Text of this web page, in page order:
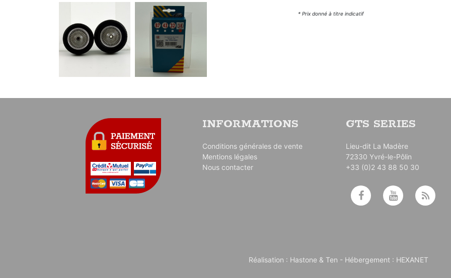
* Prix donné à titre indicatif
INFORMATIONS
Conditions générales de vente
Mentions légales
Nous contacter
GTS SERIES
Lieu-dit La Madère
72330 Yvré-le-Pôlin
+33 (0)2 43 88 50 30
Réalisation : Hastone & Ten - Hébergement : HEXANET